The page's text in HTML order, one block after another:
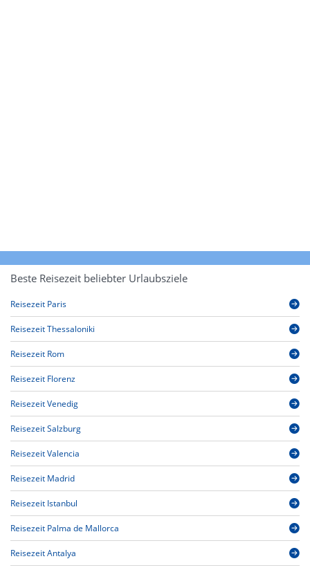
Beste Reisezeit beliebter Urlaubsziele
Reisezeit Paris
Reisezeit Thessaloniki
Reisezeit Rom
Reisezeit Florenz
Reisezeit Venedig
Reisezeit Salzburg
Reisezeit Valencia
Reisezeit Madrid
Reisezeit Istanbul
Reisezeit Palma de Mallorca
Reisezeit Antalya